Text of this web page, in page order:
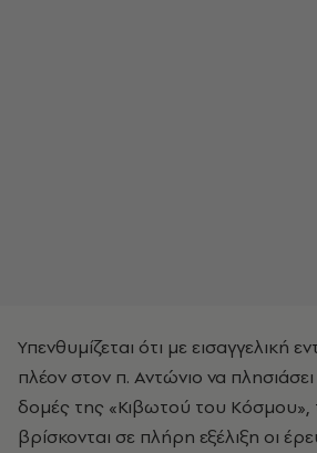
Υπενθυμίζεται ότι με εισαγγελική
πλέον στον π. Αντώνιο να πλησιάσει
δομές της «Κιβωτού του Κόσμου»,
βρίσκονται σε πλήρη εξέλιξη οι